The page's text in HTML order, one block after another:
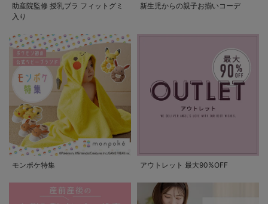
助産院監修 授乳ブラ フィットグミ
入り
新生児からの親子お揃いコーデ
モンポケ特集 アウトレット 最大90%OFF